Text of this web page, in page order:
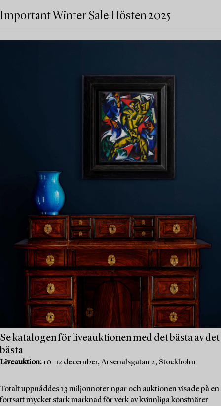
Important Winter Sale Hösten 2025
Se katalogen för liveauktionen med det bästa av det
bästa
Liveauktion:10–12 december, Arsenalsgatan 2, Stockholm
Totalt uppnåddes 13 miljonnoteringar och auktionen visade på en
fortsatt mycket stark marknad för verk av kvinnliga konstnärer